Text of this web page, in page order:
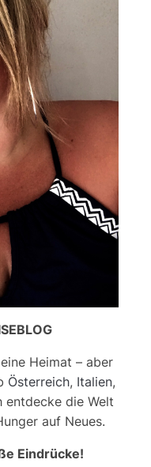
Heimat – aber
Österreich, Italien,
entdecke die Welt
auf Neues.
Eindrücke!